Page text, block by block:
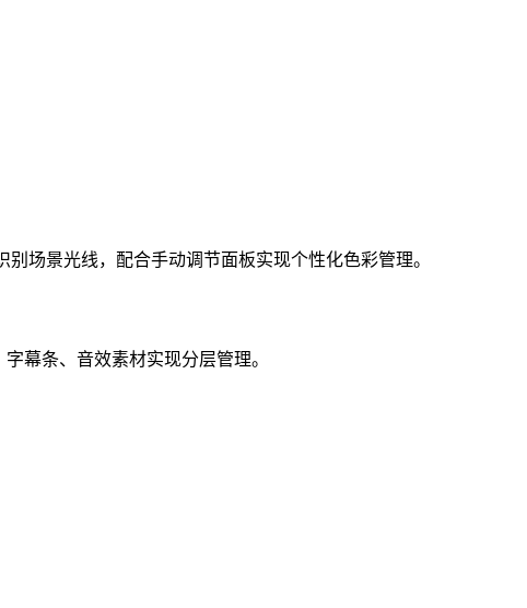
场景光线，配合手动调节面板实现个性化色彩管理。
幕条、音效素材实现分层管理。